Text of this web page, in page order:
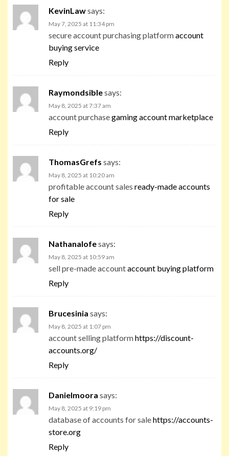
KevinLawsays:
May 7, 2025 at 11:34 pm
secure account purchasing platformaccount
buying service
Reply
Raymondsiblesays:
May 8, 2025 at 7:37 am
account purchasegaming account marketplace
Reply
ThomasGrefs says:
May 8, 2025 at 10:20 am
profitable account sales ready-made accounts
for sale
Reply
Nathanalofesays:
May 8, 2025 at 10:59 am
sell pre-made accountaccount buying platform
Reply
Brucesinia says:
May 8, 2025 at 1:07 pm
account selling platformhttps://discount-
accounts.org/
Reply
Danielmoora says:
May 8, 2025 at 9:19 pm
database of accounts for salehttps://accounts-
store.org
Reply